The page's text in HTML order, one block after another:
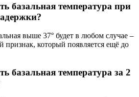
базальная температура при
выше 37° будет в любом случае –
признак, который появляется ещё до
базальная температура за 2